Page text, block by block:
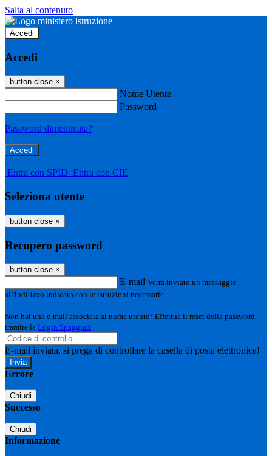
Salta al contenuto
Accedi
Accedi
button close ×
Nome Utente
Password
Password dimenticata?
-
Entra con SPID Entra con CIE
Seleziona utente
button close ×
Recupero password
button close ×
E-mail Verrà inviato un messaggio
all'indirizzo indicato con le istruzioni necessarie.
Non hai una e-mail associata al nome utente? Effettua il reset della password
tramite la Login Spaggiari
E-mail inviata, si prega di controllare la casella di posta elettronica!
Errore
Chiudi
Successo
Chiudi
Informazione